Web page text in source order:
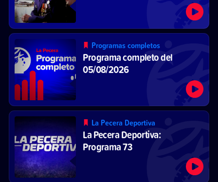
Programas completos
Programa completo del
05/08/2026
La Pecera Deportiva
La Pecera Deportiva:
Programa 73